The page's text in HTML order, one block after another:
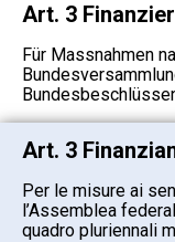
Art. 3
Für Massnahmen
Art. 3
Per le misure ai
l’Assemblea
quadro pluriennali